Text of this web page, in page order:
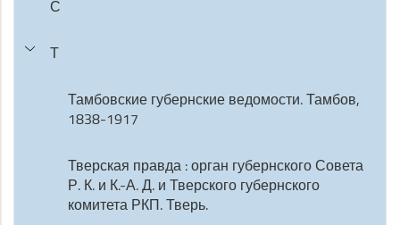
С
Т
Тамбовские губернские ведомости. Тамбов,
1838-1917
Тверская правда : орган губернского Совета
Р. К. и К.-А. Д. и Тверского губернского
комитета РКП. Тверь.